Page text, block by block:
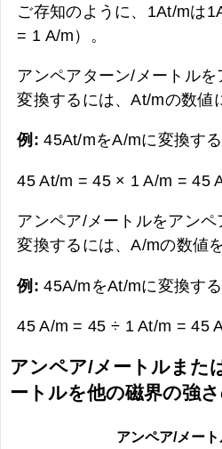
ご存知のように、1At/mは
= 1 A/m）。
アンペアターン/メートル
変換するには、At/mの数値
例:45At/mをA/mに変換す
45 At/m = 45 × 1 A/m =45
アンペア/メートルをアン
変換するには、A/mの数値
例:45A/mをAt/mに変換す
45 A/m = 45 ÷ 1 At/m =45
アンペア/メートルまた
ートルを他の磁界の強
アンペア/メー